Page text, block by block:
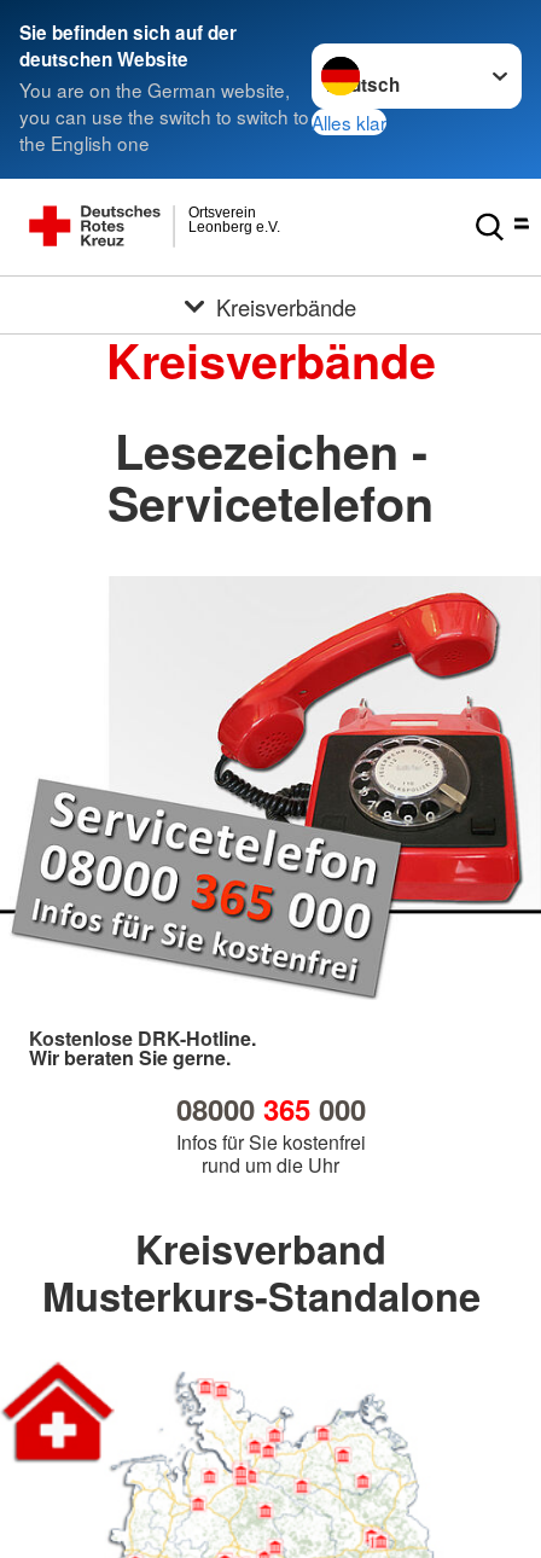
Sie befinden sich auf der
deutschen Website
You are on the German website,
you can use the switch to switch to
the English one
Sprache wechseln zu
Alles klar
Leonberg e.V.
Ortsverein
Kreisverbände
Kreisverbände
Lesezeichen -
Servicetelefon
Kostenlose DRK-Hotline.
Wir beraten Sie gerne.
08000 365000
Infos für Sie kostenfrei
rund um die Uhr
Kreisverband
Musterkurs-Standalone